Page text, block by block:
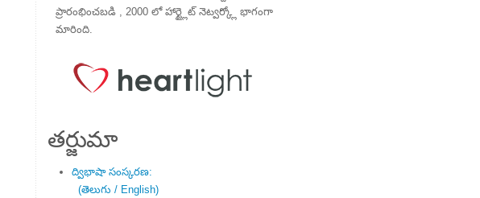
ప్రారంభించబడి , 2000 లో హార్ట్లైట్ నెట్వర్క్లో భాగంగా
మారింది.
తర్జుమా
ద్విభాషా సంస్కరణ:
(తెలుగు / English)